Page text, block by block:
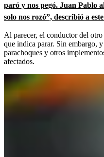
paró y nos pegó. Juan Pablo
solo nos rozó”, describió a
Al parecer, el conductor del
que indica parar. Sin embargo,
parachoques y otros
afectados.